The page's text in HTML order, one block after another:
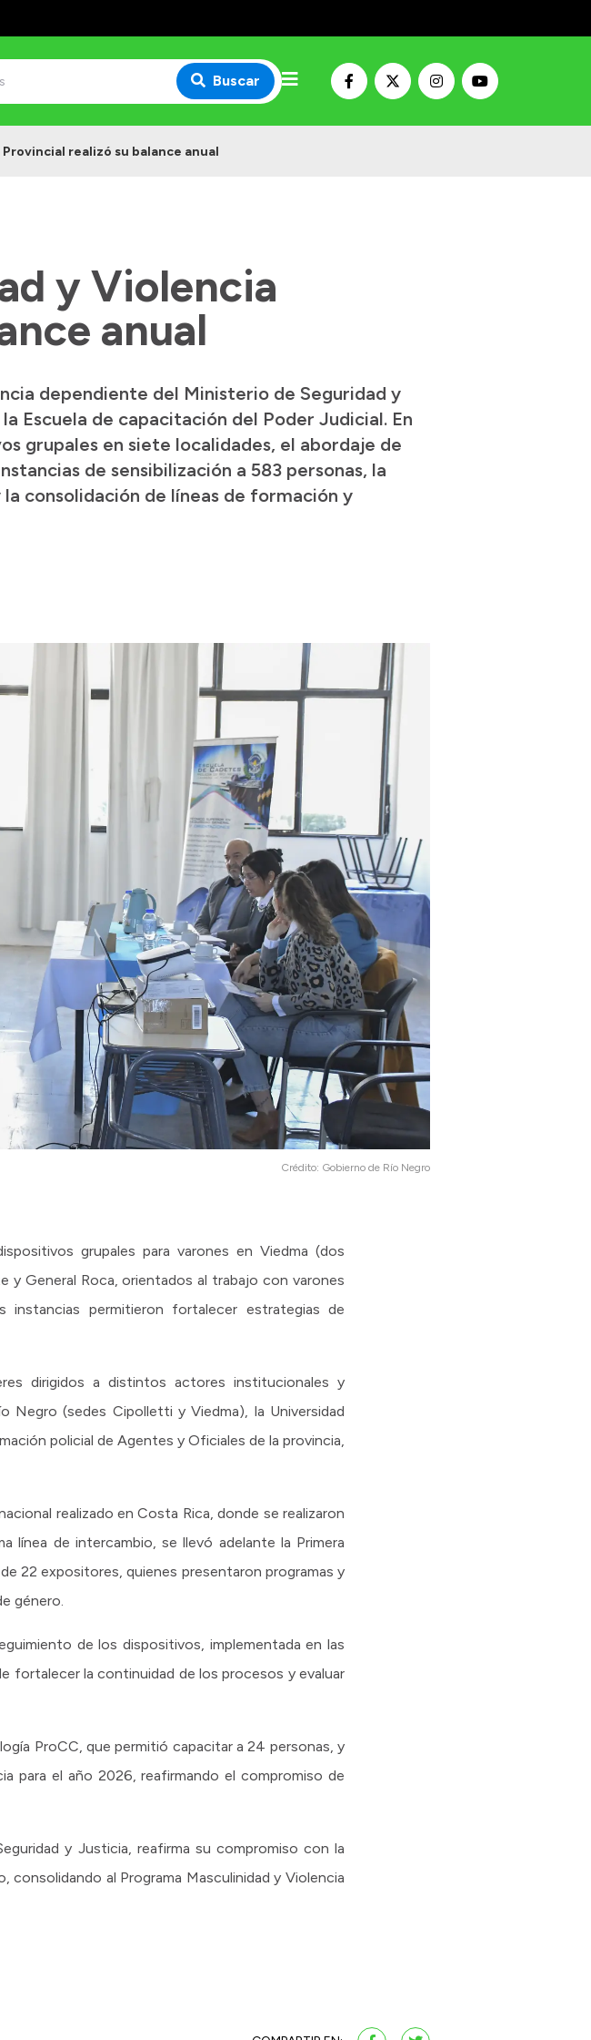
Buscar
realizó su balance anual
y Violencia
anual
dependiente del Ministerio de Seguridad y
Escuela de capacitación del Poder Judicial. En
grupales en siete localidades, el abordaje de
de sensibilización a 583 personas, la
consolidación de líneas de formación y
Crédito: Gobierno de Río Negro
grupales para varones en Viedma (dos
y General Roca, orientados al trabajo con varones
permitieron fortalecer estrategias de
dirigidos a distintos actores institucionales y
Negro (sedes Cipolletti y Viedma), la Universidad
policial de Agentes y Oficiales de la provincia,
realizado en Costa Rica, donde se realizaron
línea de intercambio, se llevó adelante la Primera
22 expositores, quienes presentaron programas y
género.
de los dispositivos, implementada en las
fortalecer la continuidad de los procesos y evaluar
ProCC, que permitió capacitar a 24 personas, y
para el año 2026, reafirmando el compromiso de
y Justicia, reafirma su compromiso con la
al Programa Masculinidad y Violencia